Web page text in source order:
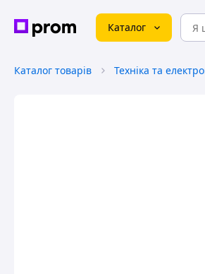
Каталог
Каталог товарів Техніка та